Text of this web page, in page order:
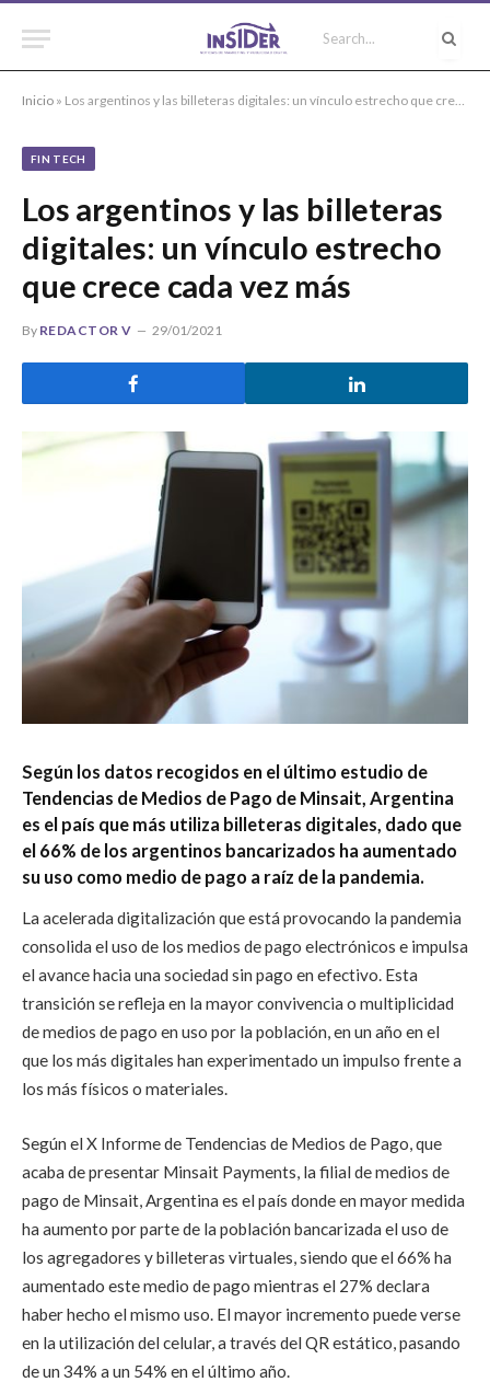
Inicio » Los argentinos y las billeteras digitales: un vínculo estrecho que crece cada vez más
FIN TECH
Los argentinos y las billeteras
digitales: un vínculo estrecho
que crece cada vez más
By REDACTOR V 29/01/2021
Según los datos recogidos en el último estudio de
Tendencias de Medios de Pago de Minsait, Argentina
es el país que más utiliza billeteras digitales, dado que
el 66% de los argentinos bancarizados ha aumentado
su uso como medio de pago a raíz de la pandemia.
La acelerada digitalización que está provocando la pandemia
consolida el uso de los medios de pago electrónicos e impulsa
el avance hacia una sociedad sin pago en efectivo. Esta
transición se refleja en la mayor convivencia o multiplicidad
de medios de pago en uso por la población, en un año en el
que los más digitales han experimentado un impulso frente a
los más físicos o materiales.
Según el X Informe de Tendencias de Medios de Pago, que
acaba de presentar Minsait Payments, la filial de medios de
pago de Minsait, Argentina es el país donde en mayor medida
ha aumento por parte de la población bancarizada el uso de
los agregadores y billeteras virtuales, siendo que el 66% ha
aumentado este medio de pago mientras el 27% declara
haber hecho el mismo uso. El mayor incremento puede verse
en la utilización del celular, a través del QR estático, pasando
de un 34% a un 54% en el último año.